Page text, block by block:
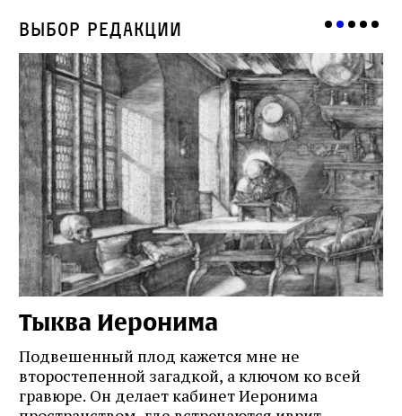
Выбор редакции
Тыква Иеронима
Подвешенный плод кажется мне не
второстепенной загадкой, а ключом ко всей
гравюре. Он делает кабинет Иеронима